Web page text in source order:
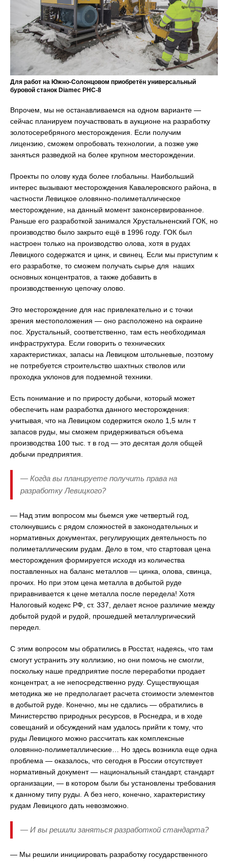
Для работ на Южно-Солонцовом приобретён универсальный
буровой станок Diamec PHC-8
Впрочем, мы не останавливаемся на одном варианте —
сейчас планируем поучаствовать в аукционе на разработку
золотосеребряного месторождения. Если получим
лицензию, сможем опробовать технологии, а позже уже
заняться разведкой на более крупном месторождении.
Проекты по олову куда более глобальны. Наибольший
интерес вызывают месторождения Кавалеровского района, в
частности Левицкое оловянно-полиметаллическое
месторождение, на данный момент законсервированное.
Раньше его разработкой занимался Хрустальненский ГОК, но
производство было закрыто ещё в 1996 году. ГОК был
настроен только на производство олова, хотя в рудах
Левицкого содержатся и цинк, и свинец. Если мы приступим к
его разработке, то сможем получать сырье для наших
основных концентратов, а также добавить в
производственную цепочку олово.
Это месторождение для нас привлекательно и с точки
зрения местоположения — оно расположено на окраине
пос. Хрустальный, соответственно, там есть необходимая
инфраструктура. Если говорить о технических
характеристиках, запасы на Левицком штольневые, поэтому
не потребуется строительство шахтных стволов или
проходка уклонов для подземной техники.
Есть понимание и по приросту добычи, который может
обеспечить нам разработка данного месторождения:
учитывая, что на Левицком содержится около 1,5 млн т
запасов руды, мы сможем придерживаться объема
производства 100 тыс. т в год — это десятая доля общей
добычи предприятия.
— Когда вы планируете получить права на
разработку Левицкого?
— Над этим вопросом мы бьемся уже четвертый год,
столкнувшись с рядом сложностей в законодательных и
нормативных документах, регулирующих деятельность по
полиметаллическим рудам. Дело в том, что стартовая цена
месторождения формируется исходя из количества
поставленных на баланс металлов — цинка, олова, свинца,
прочих. Но при этом цена металла в добытой руде
приравнивается к цене металла после передела! Хотя
Налоговый кодекс РФ, ст. 337, делает ясное различие между
добытой рудой и рудой, прошедшей металлургический
передел.
С этим вопросом мы обратились в Росстат, надеясь, что там
смогут устранить эту коллизию, но они помочь не смогли,
поскольку наше предприятие после переработки продает
концентрат, а не непосредственно руду. Существующая
методика же не предполагает расчета стоимости элементов
в добытой руде. Конечно, мы не сдались — обратились в
Министерство природных ресурсов, в Роснедра, и в ходе
совещаний и обсуждений нам удалось прийти к тому, что
руды Левицкого можно рассчитать как комплексные
оловянно-полиметаллические… Но здесь возникла еще одна
проблема — оказалось, что сегодня в России отсутствует
нормативный документ — национальный стандарт, стандарт
организации, — в котором были бы установлены требования
к данному типу руды. А без него, конечно, характеристику
рудам Левицкого дать невозможно.
— И вы решили заняться разработкой стандарта?
— Мы решили инициировать разработку государственного